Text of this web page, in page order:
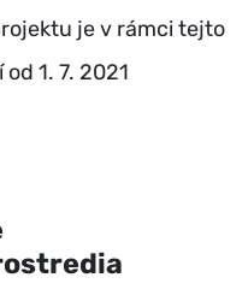
je v rámci tejto
1. 7. 2021